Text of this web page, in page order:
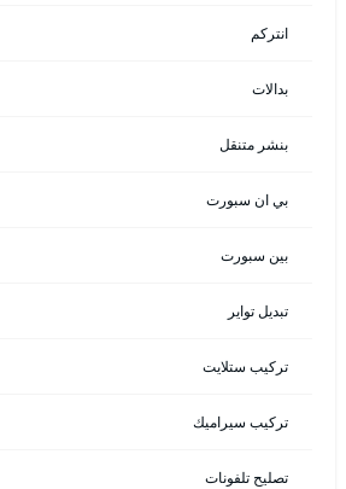
انتركم
بدالات
بنشر متنقل
بي ان سبورت
بين سبورت
تبديل تواير
تركيب ستلايت
تركيب سيراميك
تصليح تلفونات